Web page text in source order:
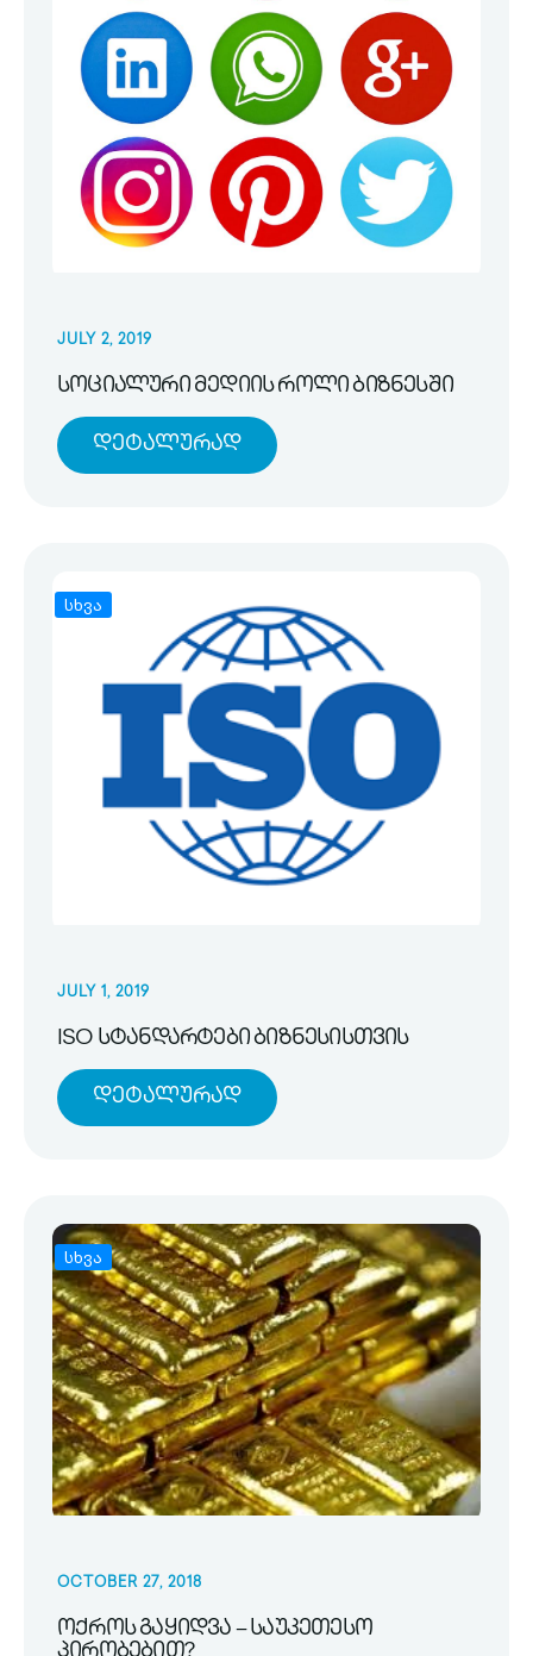
JULY 2, 2019
სოციალური მედიის როლი ბიზნესში
Დეტალურად
სხვა
JULY 1, 2019
ISO სტანდარტები ბიზნესისთვის
Დეტალურად
სხვა
OCTOBER 27, 2018
ოქროს გაყიდვა – საუკეთესო